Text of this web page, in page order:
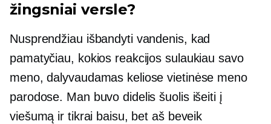
žingsniai versle?
Nusprendžiau išbandyti vandenis, kad
pamatyčiau, kokios reakcijos sulaukiau savo
meno, dalyvaudamas keliose vietinėse meno
parodose. Man buvo didelis šuolis išeiti į
viešumą ir tikrai baisu, bet aš beveik